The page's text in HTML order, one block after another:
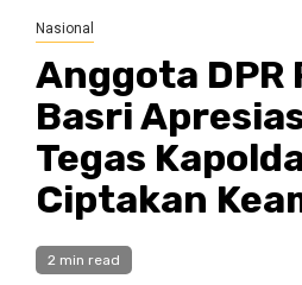
Nasional
Anggota DPR
Basri
Tegas
Ciptakan
2 min read